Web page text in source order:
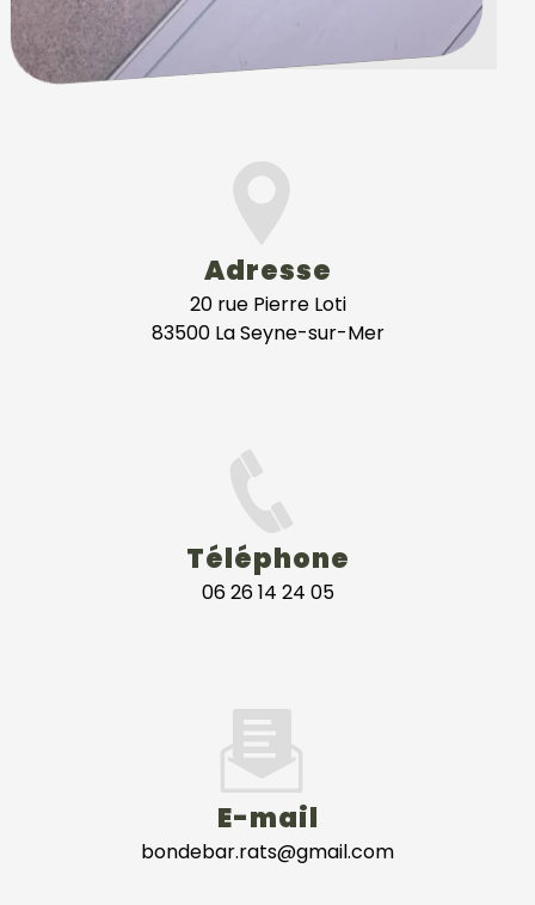
Adresse
20 rue Pierre Loti
83500 La Seyne-sur-Mer
Téléphone
06 26 14 24 05
E-mail
bondebar.rats@gmail.com